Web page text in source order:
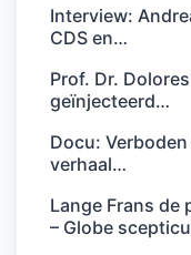
Interview:
CDS en…
Prof. Dr.
geïnjecteerd…
Docu:
verhaal…
Lange Frans de
– Globe